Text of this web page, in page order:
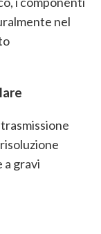
nel
a gravi